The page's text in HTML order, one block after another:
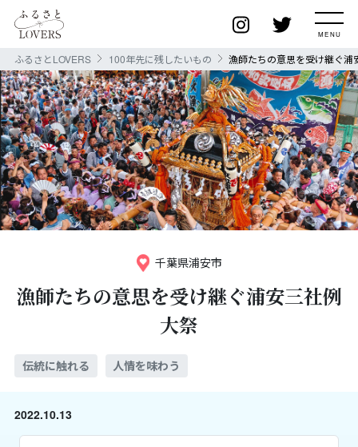
ふるさとLOVERS 100年先に残したいもの 漁師たちの意思を受け継ぐ浦
千葉県浦安市
漁師たちの意思を受け継ぐ浦安三社例
大祭
伝統に触れる 人情を味わう
2022.10.13